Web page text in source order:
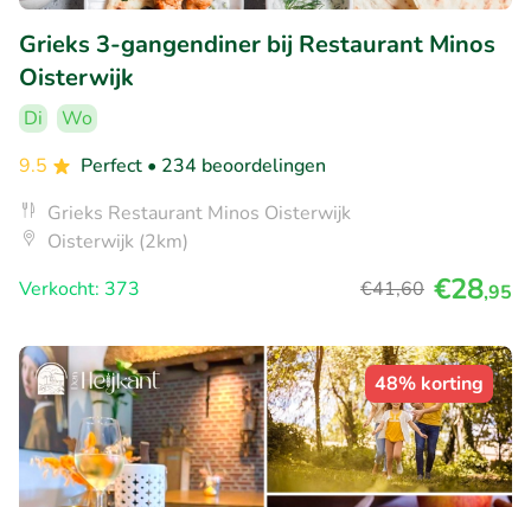
Grieks 3-gangendiner bij Restaurant Minos
Oisterwijk
Di
Wo
9.5
Perfect • 234 beoordelingen
Grieks Restaurant Minos Oisterwijk
Oisterwijk (2km)
Verkocht: 373
€41,60 €28,95
48% korting